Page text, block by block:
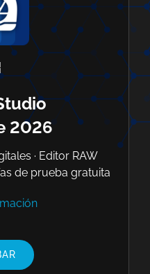
2026
· Editor RAW
de prueba gratuita